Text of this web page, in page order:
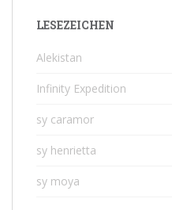
LESEZEICHEN
Alekistan
Infinity Expedition
sy caramor
sy henrietta
sy moya